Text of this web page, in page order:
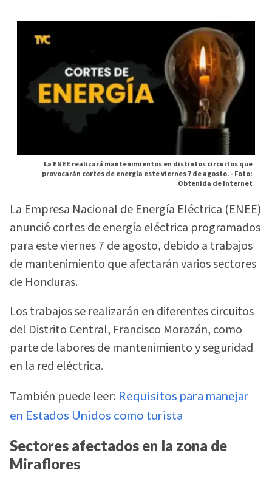
La ENEE realizará mantenimientos en distintos circuitos que
provocarán cortes de energía este viernes 7 de agosto. -Foto:
Obtenida de Internet
La Empresa Nacional de Energía Eléctrica (ENEE)
anunció cortes de energía eléctrica programados
para este viernes 7 de agosto, debido a trabajos
de mantenimiento que afectarán varios sectores
de Honduras.
Los trabajos se realizarán en diferentes circuitos
del Distrito Central, Francisco Morazán, como
parte de labores de mantenimiento y seguridad
en la red eléctrica.
También puede leer: Requisitos para manejar
en Estados Unidos como turista
Sectores afectados en la zona de
Miraflores